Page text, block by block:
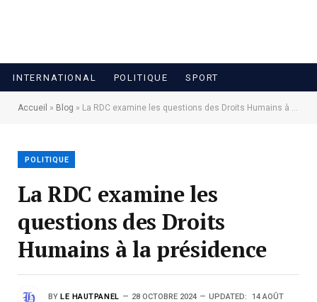
INTERNATIONAL POLITIQUE SPORT
Accueil » Blog » La RDC examine les questions des Droits Humains à la présidence
POLITIQUE
La RDC examine les
questions des Droits
Humains à la présidence
BY LE HAUTPANEL 28 OCTOBRE 2024 UPDATED: 14 AOÛT